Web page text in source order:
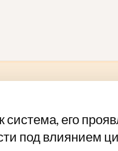
система, его
под влиянием